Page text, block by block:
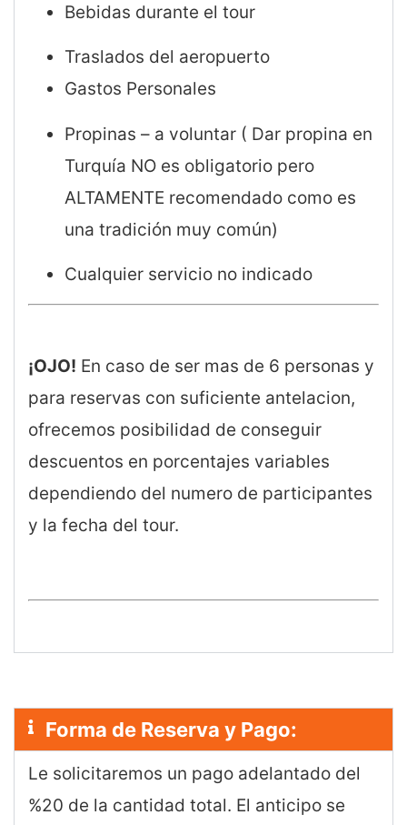
Bebidas durante el tour
Traslados del aeropuerto
Gastos Personales
Propinas – a voluntar ( Dar propina en
Turquía NO es obligatorio pero
ALTAMENTE recomendado como es
una tradición muy común)
Cualquier servicio no indicado
¡OJO! En caso de ser mas de 6 personas y
para reservas con suficiente antelacion,
ofrecemos posibilidad de conseguir
descuentos en porcentajes variables
dependiendo del numero de participantes
y la fecha del tour.
Forma de Reserva y Pago:
Le solicitaremos un pago adelantado del
%20 de la cantidad total. El anticipo se